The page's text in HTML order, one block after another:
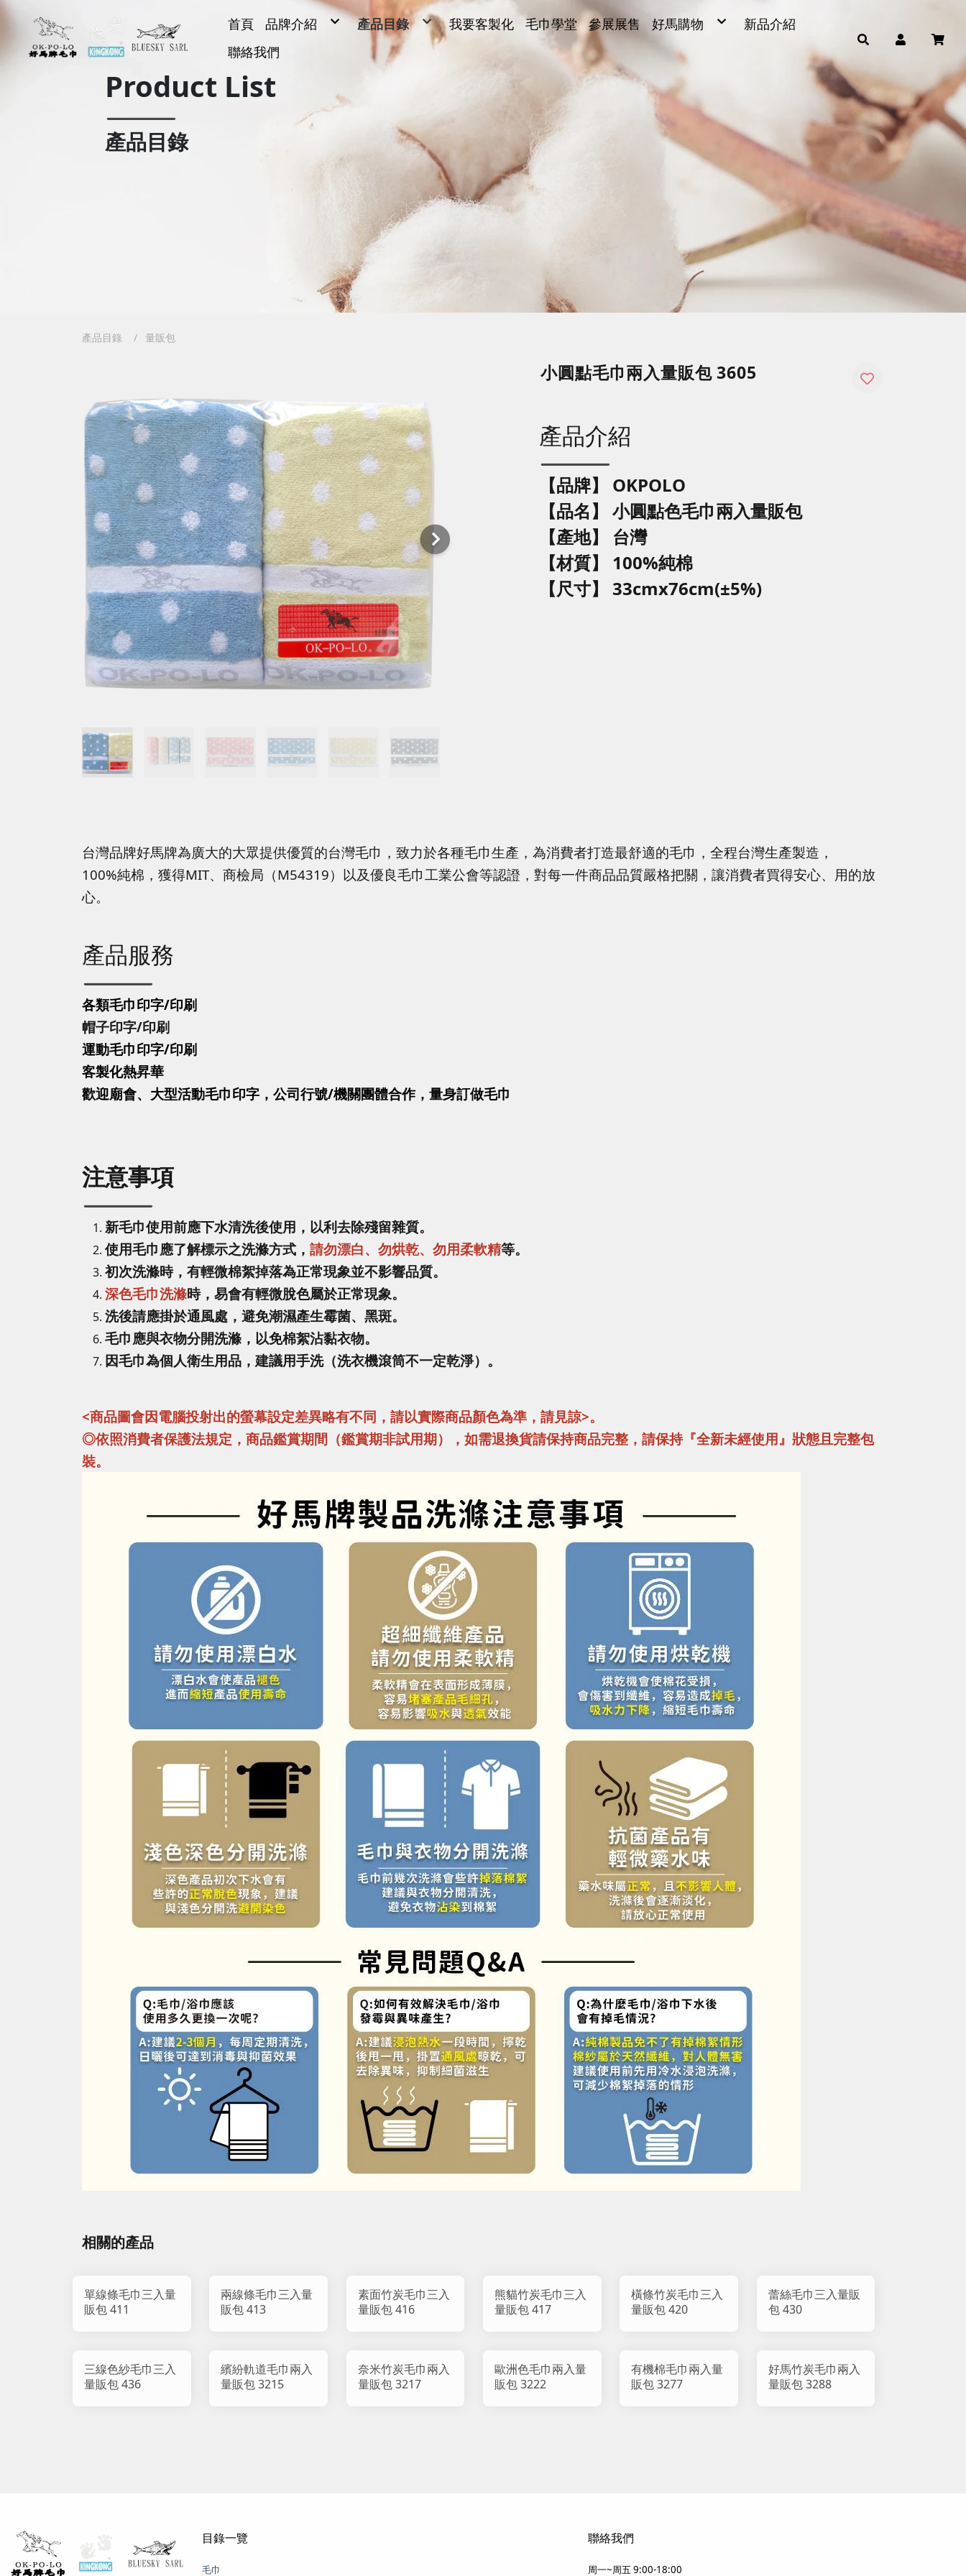
首頁 品牌介紹
KINGKONG
BLUESKY SARL
產品目錄
運動毛巾、麻紗巾
旅行用品
客製化(緹花/純棉印刷)
客製化2(超細纖維)
客製化3(超細纖維)
我要客製化 毛巾學堂 參展展售 好馬購物
新品介紹
聯絡我們
Product List
產品目錄
小圓點毛巾兩入量販包 3605
產品介紹
【品牌】 OKPOLO
【品名】 小圓點色毛巾兩入量販包
【產地】 台灣
【材質】 100%純棉
【尺寸】 33cmx76cm(±5%)
台灣品牌好馬牌為廣大的大眾提供優質的台灣毛巾，致力於各種毛巾生產，為消費者打造最舒適的毛巾，全程台灣生產製造，
100%純棉，獲得MIT、商檢局（M54319）以及優良毛巾工業公會等認證，對每一件商品品質嚴格把關，讓消費者買得安心、用的放
心。
產品服務
各類毛巾印字/印刷
帽子印字/印刷
運動毛巾印字/印刷
客製化熱昇華
歡迎廟會、大型活動毛巾印字，公司行號/機關團體合作，量身訂做毛巾
注意事項
新毛巾使用前應下水清洗後使用，以利去除殘留雜質。
使用毛巾應了解標示之洗滌方式， 請勿漂白、勿烘乾、勿用柔軟精等。
初次洗滌時，有輕微棉絮掉落為正常現象並不影響品質。
深色毛巾洗滌時，易會有輕微脫色屬於正常現象。
洗後請應掛於通風處，避免潮濕產生霉菌、黑斑。
毛巾應與衣物分開洗滌，以免棉絮沾黏衣物。
因毛巾為個人衛生用品，建議用手洗（洗衣機滾筒不一定乾淨）。
<商品圖會因電腦投射出的螢幕設定差異略有不同，請以實際商品顏色為準，請見諒>。
◎依照消費者保護法規定，商品鑑賞期間（鑑賞期非試用期），如需退換貨請保持商品完整，請保持『全新未經使用』狀態且完整包
裝。
相關的產品
單線條毛巾三入量
販包 411
兩線條毛巾三入量
販包 413
素面竹炭毛巾三入
量販包 416
熊貓竹炭毛巾三入
量販包 417
橫條竹炭毛巾三入
量販包 420
蕾絲毛巾三入量販
包 430
三線色紗毛巾三入
量販包 436
繽紛軌道毛巾兩入
量販包 3215
奈米竹炭毛巾兩入
量販包 3217
歐洲色毛巾兩入量
販包 3222
有機棉毛巾兩入量
販包 3277
好馬竹炭毛巾兩入
量販包 3288
產品目錄 量販包
目錄一覽
毛巾
聯絡我們
周一~周五 9:00-18:00